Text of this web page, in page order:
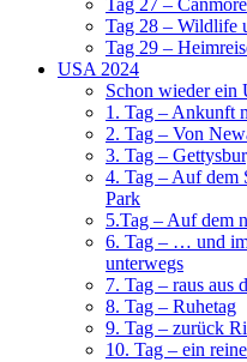
Tag 27 –
Tag 28 – Wildlife
Tag 29 –
USA 2024
Schon wieder
1. Tag – Ankunft
2. Tag – Von
3. Tag –
4. Tag – Auf dem
Park
5.Tag – Auf dem
6. Tag – … und
unterwegs
7. Tag – raus aus
8. Tag – Ruhetag
9. Tag – zurück
10. Tag – ein